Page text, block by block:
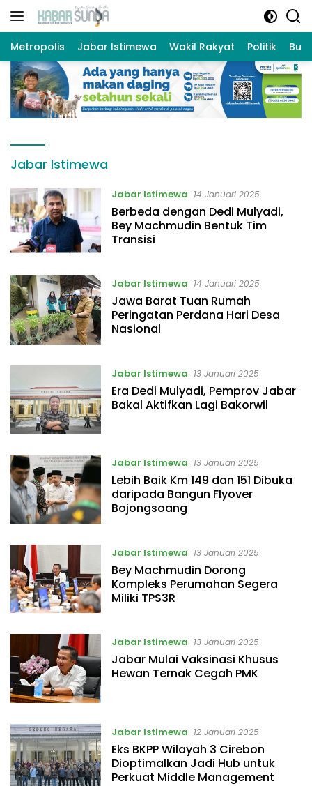
Langsung
Metropolis Jabar Istimewa Wakil Rakyat Politik
Jabar Istimewa
Jabar Istimewa 14 Januari 2025
Berbeda dengan Dedi Mulyadi,
Bey Machmudin Bentuk Tim
Transisi
Jabar Istimewa 14 Januari 2025
Jawa Barat Tuan Rumah
Peringatan Perdana Hari Desa
Nasional
Jabar Istimewa 13 Januari 2025
Era Dedi Mulyadi, Pemprov Jabar
Bakal Aktifkan Lagi Bakorwil
Jabar Istimewa 13 Januari 2025
Lebih Baik Km 149 dan 151 Dibuka
daripada Bangun Flyover
Bojongsoang
Jabar Istimewa 13 Januari 2025
Bey Machmudin Dorong
Kompleks Perumahan Segera
Miliki TPS3R
Jabar Istimewa 13 Januari 2025
Jabar Mulai Vaksinasi Khusus
Hewan Ternak Cegah PMK
Jabar Istimewa 12 Januari 2025
Eks BKPP Wilayah 3 Cirebon
Dioptimalkan Jadi Hub untuk
Perkuat Middle Management